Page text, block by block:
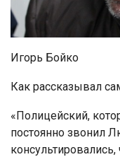
Игорь Бойко
Как рассказывал
«Полицейский,
постоянно звонил